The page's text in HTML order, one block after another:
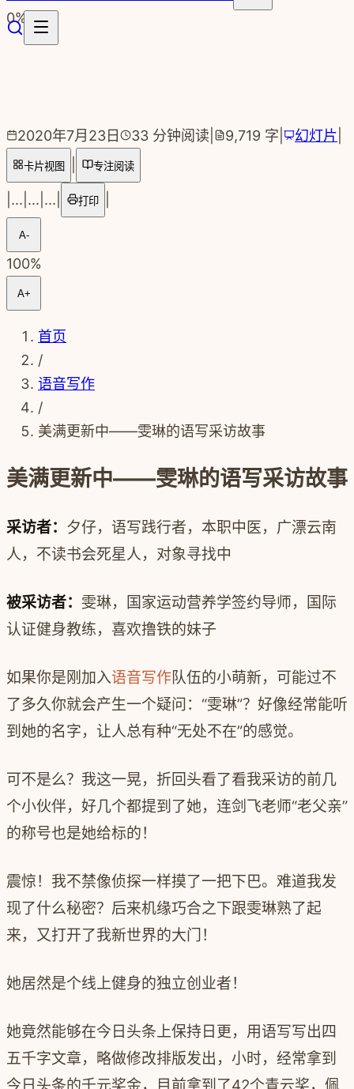
跳转到主要内容
0%
2020年7月23日 33 分钟阅读 9,719 字 幻灯片
卡片视图 专注阅读
... ... ... 打印
A-
100%
A+
首页
/
语音写作
/
美满更新中——雯琳的语写采访故事
美满更新中——雯琳的语写采访故事
采访者： 夕仔，语写践行者，本职中医，广漂云南
人，不读书会死星人，对象寻找中
被采访者： 雯琳，国家运动营养学签约导师，国际
认证健身教练，喜欢撸铁的妹子
如果你是刚加入语音写作队伍的小萌新，可能过不
了多久你就会产生一个疑问：“雯琳”？好像经常能听
到她的名字，让人总有种“无处不在”的感觉。
可不是么？我这一晃，折回头看了看我采访的前几
个小伙伴，好几个都提到了她，连剑飞老师“老父亲”
的称号也是她给标的！
震惊！我不禁像侦探一样摸了一把下巴。难道我发
现了什么秘密？后来机缘巧合之下跟雯琳熟了起
来，又打开了我新世界的大门！
她居然是个线上健身的独立创业者！
她竟然能够在今日头条上保持日更，用语写写出四
五千字文章，略做修改排版发出，小时，经常拿到
今日头条的千元奖金，目前拿到了42个青云奖，佩